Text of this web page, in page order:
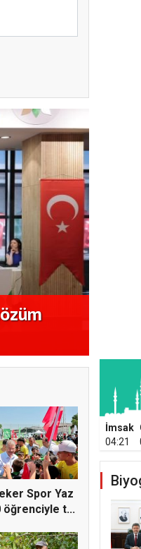
Spor Yaz
öğrenciyle t...
İmsak
04:21